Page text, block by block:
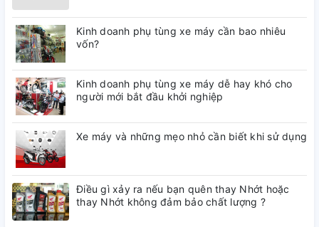
Kinh doanh phụ tùng xe máy cần bao nhiêu
vốn?
Kinh doanh phụ tùng xe máy dễ hay khó cho
người mới bắt đầu khởi nghiệp
Xe máy và những mẹo nhỏ cần biết khi sử dụng
Điều gì xảy ra nếu bạn quên thay Nhớt hoặc
thay Nhớt không đảm bảo chất lượng ?